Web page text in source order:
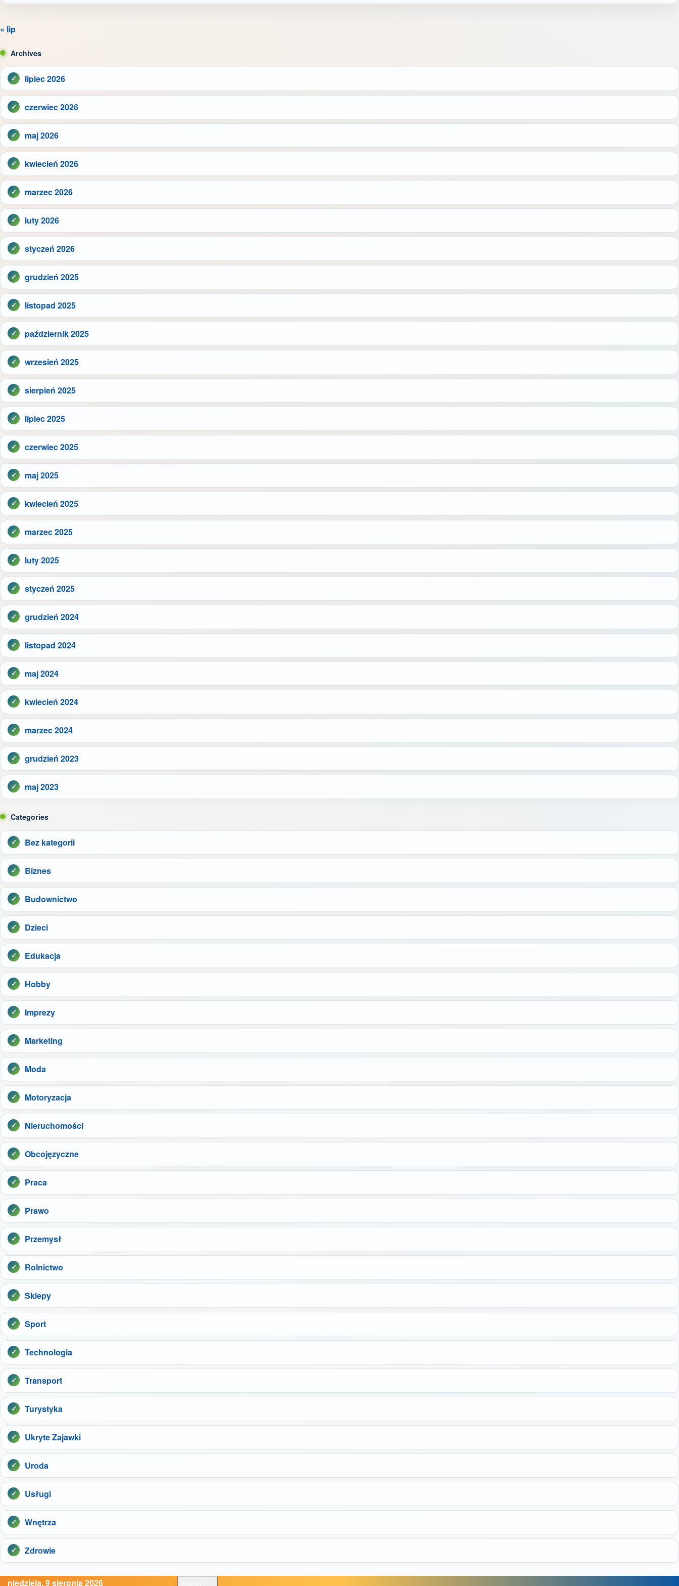
« lip
Archives
lipiec 2026
czerwiec 2026
maj 2026
kwiecień 2026
marzec 2026
luty 2026
styczeń 2026
grudzień 2025
listopad 2025
październik 2025
wrzesień 2025
sierpień 2025
lipiec 2025
czerwiec 2025
maj 2025
kwiecień 2025
marzec 2025
luty 2025
styczeń 2025
grudzień 2024
listopad 2024
maj 2024
kwiecień 2024
marzec 2024
grudzień 2023
maj 2023
Categories
Bez kategorii
Biznes
Budownictwo
Dzieci
Edukacja
Hobby
Imprezy
Marketing
Moda
Motoryzacja
Nieruchomości
Obcojęzyczne
Praca
Prawo
Przemysł
Rolnictwo
Sklepy
Sport
Technologia
Transport
Turystyka
Ukryte Zajawki
Uroda
Usługi
Wnętrza
Zdrowie
niedziela, 9 sierpnia 2026